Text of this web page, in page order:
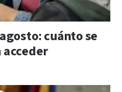
cuánto se
acceder